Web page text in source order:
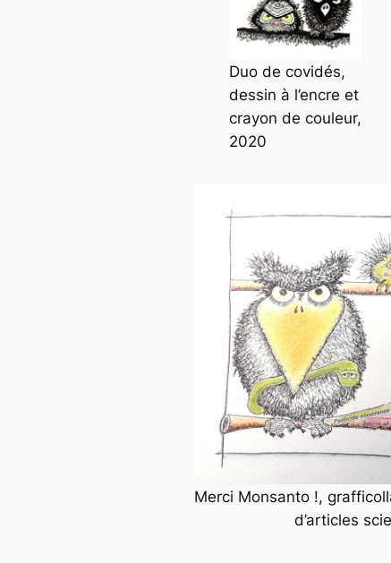
Duo de covidés,
dessin à l’encre et
crayon de couleur,
2020
Merci Monsanto !,
d’articles